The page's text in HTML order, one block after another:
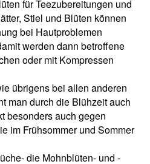
für Teezubereitungen und
Stiel und Blüten können
bei Hautproblemen
werden dann betroffene
oder mit Kompressen
übrigens bei allen anderen
man durch die Blühzeit auch
besonders auch gegen
im Frühsommer und Sommer
die Mohnblüten- und -